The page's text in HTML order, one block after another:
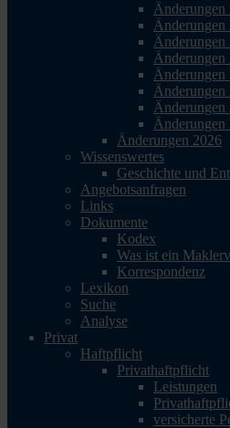
Änderungen
Änderungen
Änderungen
Änderungen
Änderungen
Änderungen
Änderungen
Änderungen
Änderungen 2026
Wissenswertes
Geschichte und
Angebotsanfragen
Links
Dokumente
Kodex
Was ist ein
Korrespondenz
Lexikon
Suche
Analyse
Privat
Haftpflicht
Privathaftpflicht
Leistungen
versicherte